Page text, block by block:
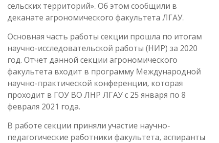
сельских территорий». Об этом сообщили в
деканате агрономического факультета ЛГАУ.
Основная часть работы секции прошла по итогам
научно-исследовательской работы (НИР) за 2020
год. Отчет данной секции агрономического
факультета входит в программу Международной
научно-практической конференции, которая
проходит в ГОУ ВО ЛНР ЛГАУ с 25 января по 8
февраля 2021 года.
В работе секции приняли участие научно-
педагогические работники факультета, аспиранты